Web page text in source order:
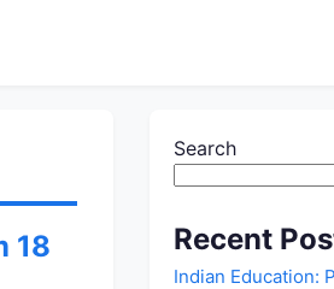
18
Search
Recent
Indian Education: